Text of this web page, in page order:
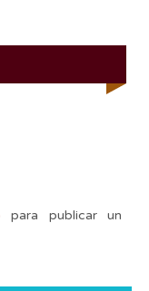
para publicar un